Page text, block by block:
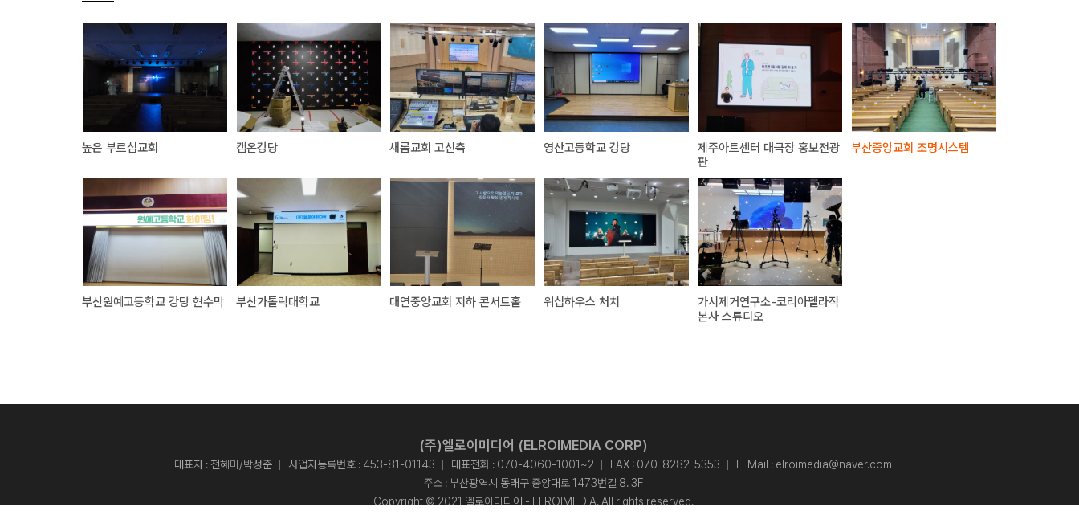
높은 부르심교회 캠온강당 새롬교회 고신측 영산고등학교 강당
제주아트센터 대극장 홍보전광
판
부산중앙교회 조명시스템
부산원예고등학교 강당 현수막 부산가톨릭대학교 대연중앙교회 지하 콘서트홀 워십하우스 처치
가시제거연구소-코리아펠라직
본사 스튜디오
(주)엘로이미디어 (ELROIMEDIA CORP)
대표자 : 전혜미/박성준 사업자등록번호 : 453-81-01143 대표전화 : 070-4060-1001~2 FAX : 070-8282-5353 E-Mail : elroimedia@naver.com
주소 : 부산광역시 동래구 중앙대로 1473번길 8. 3F
Copyright © 2021 엘로이미디어 - ELROIMEDIA. All rights reserved.